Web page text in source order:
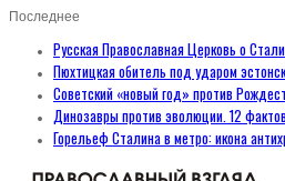
Последнее
Русская Православная Церковь о
Пюхтицкая обитель под ударом
Советский «новый год» против
Динозавры против эволюции. 12
Горельеф Сталина в метро: икона